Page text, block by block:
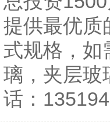
提供最优质
式规格，如
璃，夹层玻
话：